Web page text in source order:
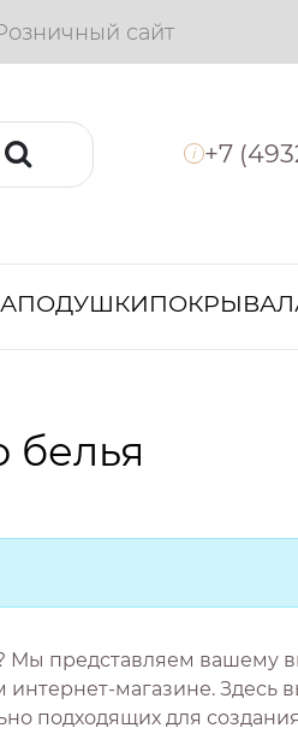
сайт
i +7
ПОДУШКИ
белья
Мы представляем вашему
магазине. Здесь
подходящих для